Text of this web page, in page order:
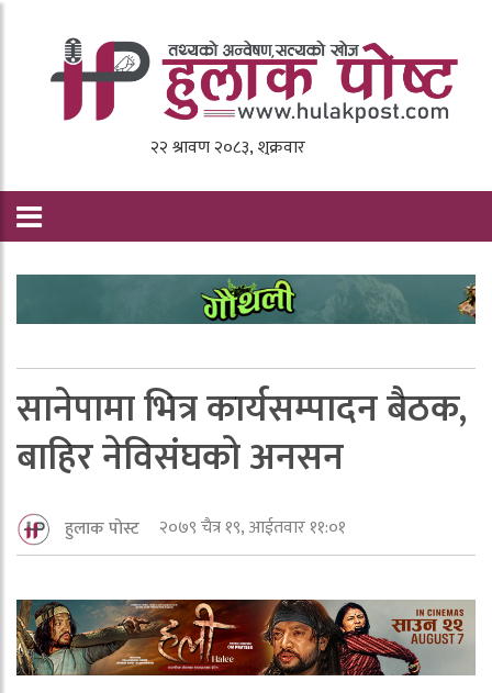
सानेपामा भित्र कार्यसम्पादन बैठक,
बाहिर नेविसंघको अनसन
हुलाक पोस्ट २०७९ चैत्र १९, आईतवार ११:०१